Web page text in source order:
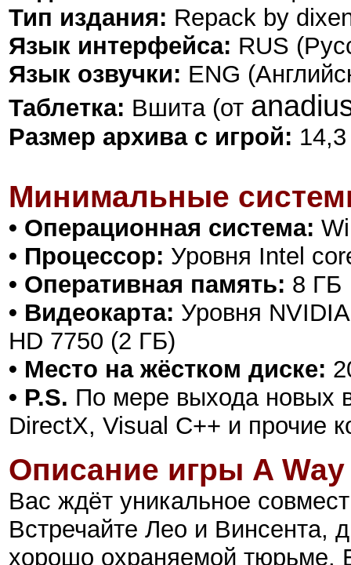
Тип издания: Repack by
Язык интерфейса: RUS
Язык озвучки: ENG
Таблетка: Вшита (от
Размер архива с игрой:
Минимальные
• Операционная система:
• Процессор: Уровня Intel
• Оперативная память: 8 ГБ
• Видеокарта: Уровня
HD 7750 (2 ГБ)
• Место на жёстком диске:
• P.S. По мере выхода новых
DirectX, Visual C++ и прочие
Описание игры A
Вас ждёт уникальное
Встречайте Лео и Винсента,
хорошо охраняемой